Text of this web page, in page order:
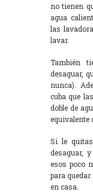
no tienen
agua
las
lavar.
También
desaguar,
nunca).
cuba que
doble de
equivalente
Si le
desaguar,
esos poco
para
en casa.